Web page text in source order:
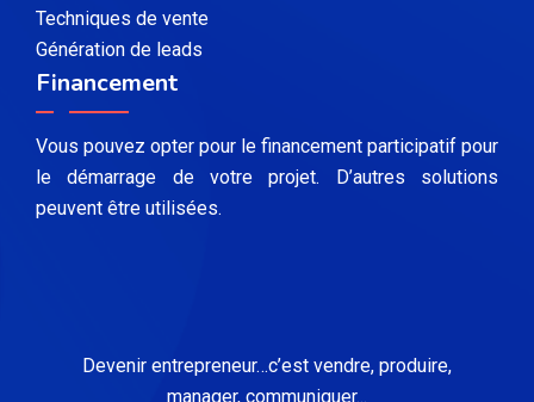
Techniques de vente
Génération de leads
Financement
Vous pouvez opter pour le financement participatif pour
le démarrage de votre projet. D’autres solutions
peuvent être utilisées.
Devenir entrepreneur…c’est vendre, produire,
manager, communiquer...